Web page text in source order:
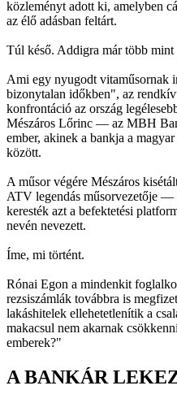
közleményt adott ki, amelyben
az élő adásban feltárt.
Túl késő. Addigra már több mint
Ami egy nyugodt vitaműsornak
bizonytalan időkben", az
konfrontáció az ország
Mészáros Lőrinc — az MBH
ember, akinek a bankja a
között.
A műsor végére Mészáros
ATV legendás műsorvezetője
keresték azt a befektetési
nevén nevezett.
Íme, mi történt.
Rónai Egon a mindenkit
rezsiszámlák továbbra is
lakáshitelek ellehetetlenítik a
makacsul nem akarnak
emberek?"
A BANKÁR